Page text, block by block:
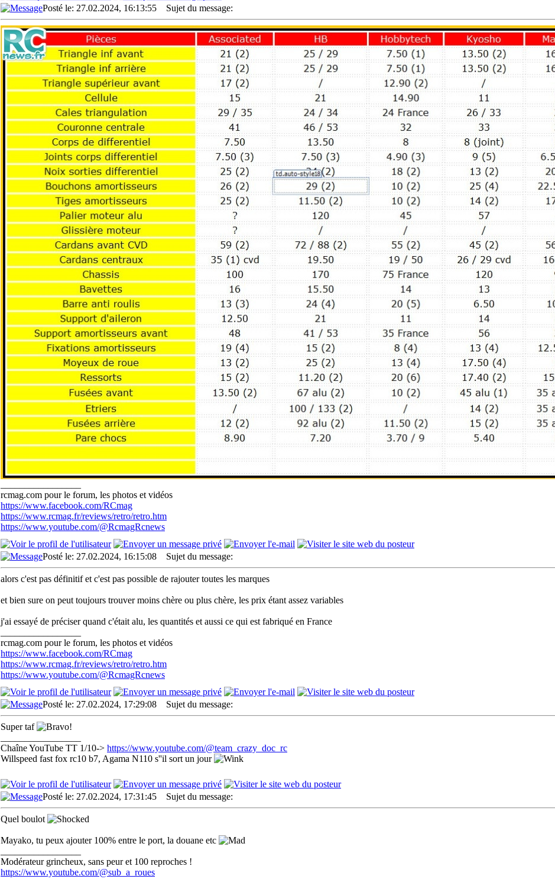
Posté le: 27.02.2024, 16:13:55 Sujet du message:
rcmag.com pour le forum, les photos et vidéos
https://www.facebook.com/RCmag
https://www.rcmag.fr/reviews/retro/retro.htm
https://www.youtube.com/@RcmagRcnews
Posté le: 27.02.2024, 16:15:08 Sujet du message:
alors c'est pas définitif et c'est pas possible de rajouter toutes les marques
et bien sure on peut toujours trouver moins chère ou plus chère, les prix étant assez variables
j'ai essayé de préciser quand c'était alu, les quantités et aussi ce qui est fabriqué en France
rcmag.com pour le forum, les photos et vidéos
https://www.facebook.com/RCmag
https://www.rcmag.fr/reviews/retro/retro.htm
https://www.youtube.com/@RcmagRcnews
Posté le: 27.02.2024, 17:29:08 Sujet du message:
Super taf
Chaîne YouTube TT 1/10-> https://www.youtube.com/@team_crazy_doc_rc
Willspeed fast fox rc10 b7, Agama N110 s''il sort un jour
Posté le: 27.02.2024, 17:31:45 Sujet du message:
Quel boulot
Mayako, tu peux ajouter 100% entre le port, la douane etc
Modérateur grincheux, sans peur et 100 reproches !
https://www.youtube.com/@sub_a_roues